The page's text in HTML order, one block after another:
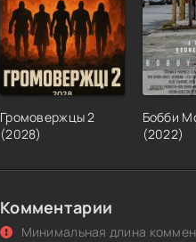
Громовержцы 2
(2028)
Бобби
(2022)
Комментарии
Минимальная длина